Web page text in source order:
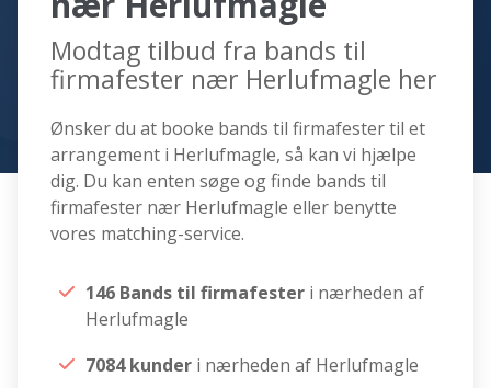
Modtag tilbud fra bands til
firmafester nær Herlufmagle her
Ønsker du at booke bands til firmafester til et
arrangement i Herlufmagle, så kan vi hjælpe
dig. Du kan enten søge og finde bands til
firmafester nær Herlufmagle eller benytte
vores matching-service.
146 Bands til firmafester i nærheden af
Herlufmagle
7084 kunder i nærheden af Herlufmagle